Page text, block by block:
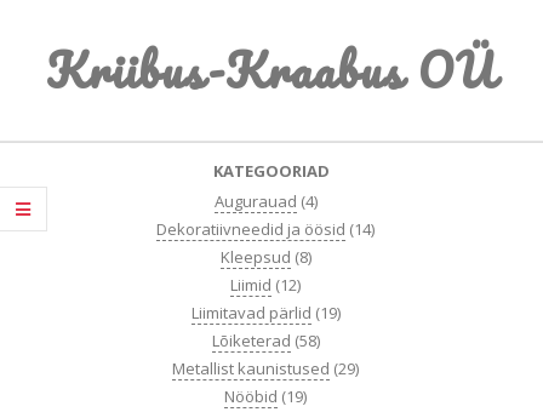
contentKriibus-Kraabus OÜ
Navigation
Menu
KATEGOORIAD
Augurauad (4)
Dekoratiivneedid ja öösid (14)
Kleepsud (8)
Liimid (12)
Liimitavad pärlid (19)
Lõiketerad (58)
Metallist kaunistused (29)
Nööbid (19)